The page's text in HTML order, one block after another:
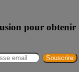
pour obtenir